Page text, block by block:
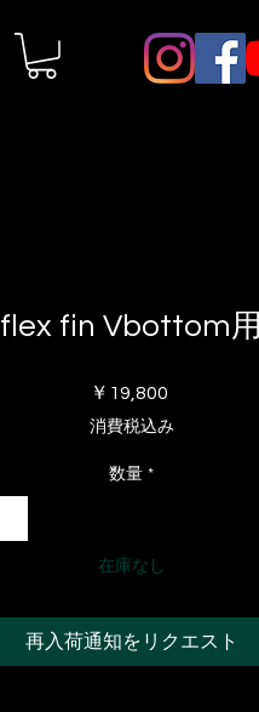
flex fin Vbottom用
￥19,800価
格
消費税込み
数量 *
在庫なし
再入荷通知をリクエスト